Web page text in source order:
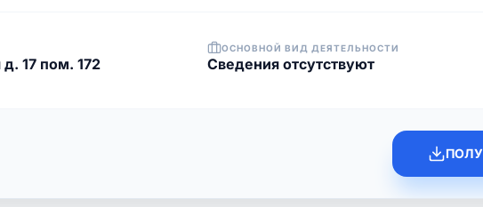
17 пом. 172
ОСНОВНОЙ ВИД ДЕЯТЕЛЬНОСТИ
Cведения отсутствуют